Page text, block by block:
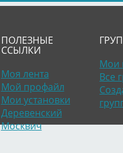
ПОЛЕЗНЫЕ
ССЫЛКИ
Моя лента
Мой профайл
Мои установки
Деревенский
Москвич
Мои
Все